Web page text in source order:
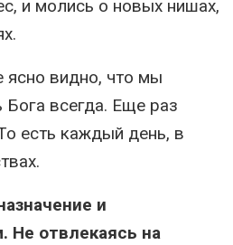
и молись о новых нишах,
ясно видно, что мы
всегда. Еще раз
есть каждый день, в
и
Не отвлекаясь на